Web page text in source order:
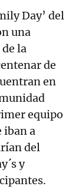
Day’ del
una
la
de
en
equipo
iban a
del
y